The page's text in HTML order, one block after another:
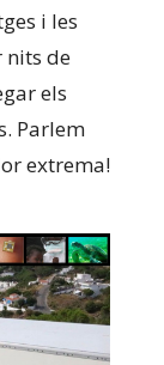
i les
nits de
els
Parlem
extrema!